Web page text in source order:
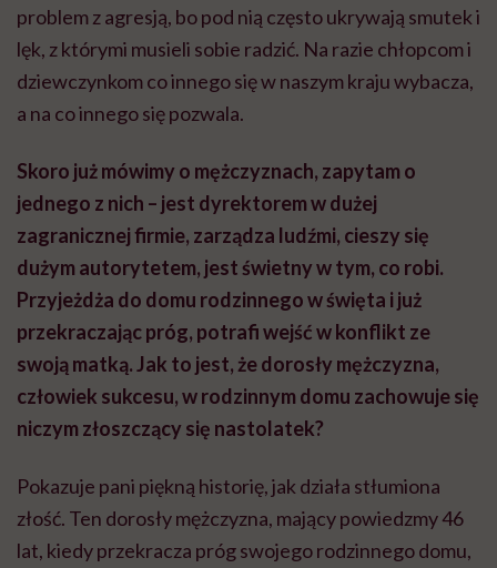
problem z agresją, bo pod nią często ukrywają smutek i
lęk, z którymi musieli sobie radzić. Na razie chłopcom i
dziewczynkom co innego się w naszym kraju wybacza,
a na co innego się pozwala.
Skoro już mówimy o mężczyznach, zapytam o
jednego z nich – jest dyrektorem w dużej
zagranicznej firmie, zarządza ludźmi, cieszy się
dużym autorytetem, jest świetny w tym, co robi.
Przyjeżdża do domu rodzinnego w święta i już
przekraczając próg, potrafi wejść w konflikt ze
swoją matką. Jak to jest, że dorosły mężczyzna,
człowiek sukcesu, w rodzinnym domu zachowuje się
niczym złoszczący się nastolatek?
Pokazuje pani piękną historię, jak działa stłumiona
złość. Ten dorosły mężczyzna, mający powiedzmy 46
lat, kiedy przekracza próg swojego rodzinnego domu,